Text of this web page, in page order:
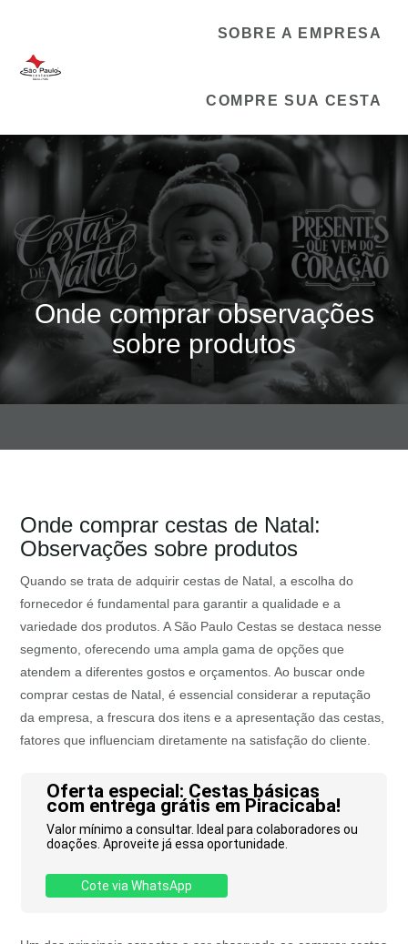
SOBRE A EMPRESA
COMPRE SUA CESTA
Onde comprar observações
sobre produtos
Onde comprar cestas de Natal:
Observações sobre produtos
Quando se trata de adquirir cestas de Natal, a escolha do
fornecedor é fundamental para garantir a qualidade e a
variedade dos produtos. A São Paulo Cestas se destaca nesse
segmento, oferecendo uma ampla gama de opções que
atendem a diferentes gostos e orçamentos. Ao buscar onde
comprar cestas de Natal, é essencial considerar a reputação
da empresa, a frescura dos itens e a apresentação das cestas,
fatores que influenciam diretamente na satisfação do cliente.
Oferta especial: Cestas básicas
com entrega grátis em Piracicaba!
Valor mínimo a consultar. Ideal para colaboradores ou
doações. Aproveite já essa oportunidade.
Cote via WhatsApp